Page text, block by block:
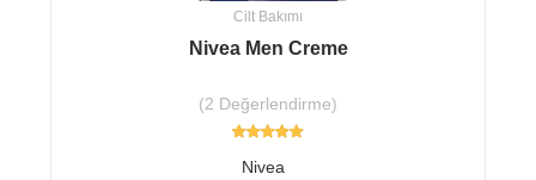
Cilt Bakımı
Nivea Men Creme
(2 Değerlendirme)
Nivea